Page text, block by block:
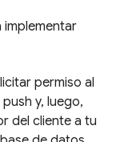
implementar
permiso al
y, luego,
del cliente a tu